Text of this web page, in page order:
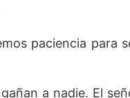
paciencia para
a nadie. El